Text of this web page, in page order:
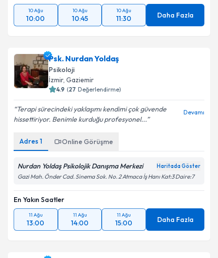
10 Ağu
10:00
10 Ağu
10:45
10 Ağu
11:30 Daha Fazla
Psk. Nurdan Yoldaş
Psikoloji
İzmir, Gaziemir
4.9 (27 Değerlendirme)
Terapi sürecindeki yaklaşımı kendimi çok güvende
hissettiriyor. Benimle kurduğu profesyonel...
Devamı
Adres 1 Online Görüşme
Nurdan Yoldaş Psikolojik Danışma Merkezi Haritada Göster
Gazi Mah. Önder Cad. Sinema Sok. No. 2 Atmaca İş Hanı Kat:3 Daire:7
En Yakın Saatler
11 Ağu
13:00
11 Ağu
14:00
11 Ağu
15:00 Daha Fazla